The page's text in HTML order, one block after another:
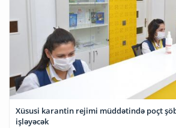
Xüsusi karantin rejimi müddətində poçt
işləyəcək